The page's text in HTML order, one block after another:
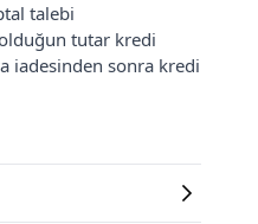
talebi
tutar kredi
iadesinden sonra kredi